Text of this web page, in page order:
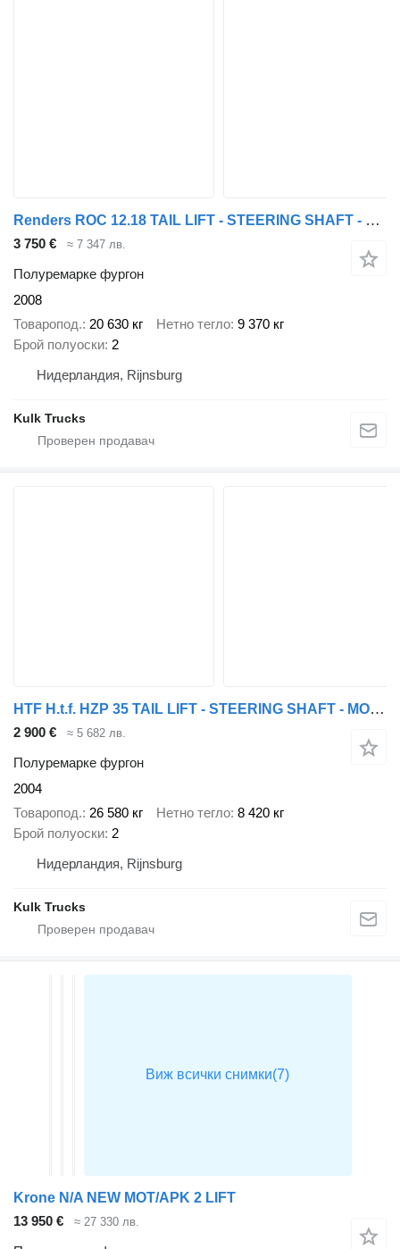
Renders ROC 12.18 TAIL LIFT - STEERING SHAFT - MOT 11/26
3 750 € ≈ 7 347 лв.
Полуремарке фургон
2008
Товаропод. 20 630 кг Нетно тегло 9 370 кг
Брой полуоски 2
Нидерландия, Rijnsburg
Kulk Trucks
HTF H.t.f. HZP 35 TAIL LIFT - STEERING SHAFT - MOT 11-2026
2 900 € ≈ 5 682 лв.
Полуремарке фургон
2004
Товаропод. 26 580 кг Нетно тегло 8 420 кг
Брой полуоски 2
Нидерландия, Rijnsburg
Kulk Trucks
Krone N/A NEW MOT/APK 2 LIFT
13 950 €
≈ 27 330 лв.